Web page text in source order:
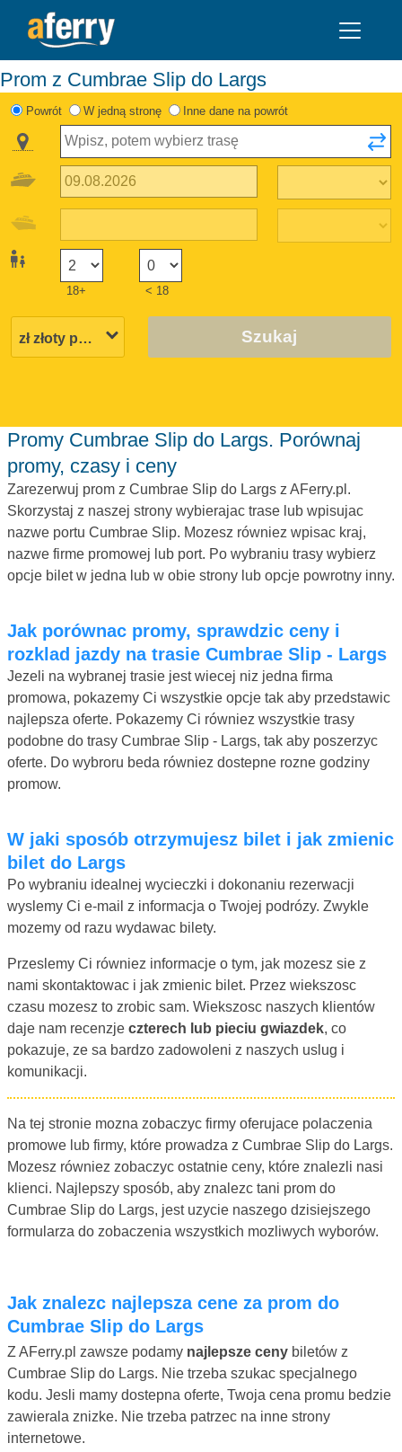
Prom z Cumbrae Slip do Largs
Powrót W jedną stronę Inne dane na powrót
18+ < 18
Szukaj
Promy Cumbrae Slip do Largs. Porównaj
promy, czasy i ceny
Zarezerwuj prom z Cumbrae Slip do Largs z AFerry.pl.
Skorzystaj z naszej strony wybierajac trase lub wpisujac
nazwe portu Cumbrae Slip. Mozesz równiez wpisac kraj,
nazwe firme promowej lub port. Po wybraniu trasy wybierz
opcje bilet w jedna lub w obie strony lub opcje powrotny inny.
Jak porównac promy, sprawdzic ceny i
rozklad jazdy na trasie Cumbrae Slip - Largs
Jezeli na wybranej trasie jest wiecej niz jedna firma
promowa, pokazemy Ci wszystkie opcje tak aby przedstawic
najlepsza oferte. Pokazemy Ci równiez wszystkie trasy
podobne do trasy Cumbrae Slip - Largs, tak aby poszerzyc
oferte. Do wybroru beda równiez dostepne rozne godziny
promow.
W jaki sposób otrzymujesz bilet i jak zmienic
bilet do Largs
Po wybraniu idealnej wycieczki i dokonaniu rezerwacji
wyslemy Ci e-mail z informacja o Twojej podrózy. Zwykle
mozemy od razu wydawac bilety.
Przeslemy Ci równiez informacje o tym, jak mozesz sie z
nami skontaktowac i jak zmienic bilet. Przez wiekszosc
czasu mozesz to zrobic sam. Wiekszosc naszych klientów
daje nam recenzje czterech lub pieciu gwiazdek, co
pokazuje, ze sa bardzo zadowoleni z naszych uslug i
komunikacji.
Na tej stronie mozna zobaczyc firmy oferujace polaczenia
promowe lub firmy, które prowadza z Cumbrae Slip do Largs.
Mozesz równiez zobaczyc ostatnie ceny, które znalezli nasi
klienci. Najlepszy sposób, aby znalezc tani prom do
Cumbrae Slip do Largs, jest uzycie naszego dzisiejszego
formularza do zobaczenia wszystkich mozliwych wyborów.
Jak znalezc najlepsza cene za prom do
Cumbrae Slip do Largs
Z AFerry.pl zawsze podamy najlepsze ceny biletów z
Cumbrae Slip do Largs. Nie trzeba szukac specjalnego
kodu. Jesli mamy dostepna oferte, Twoja cena promu bedzie
zawierala znizke. Nie trzeba patrzec na inne strony
internetowe.